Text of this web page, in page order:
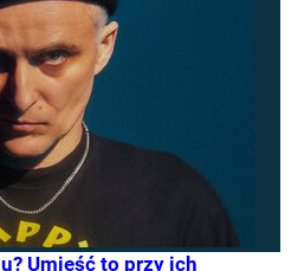
Umieść to przy ich